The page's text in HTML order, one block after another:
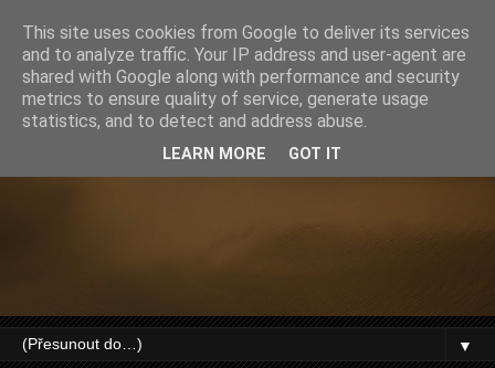
▼
This site uses cookies from Google to deliver its services
and to analyze traffic. Your IP address and user-agent are
shared with Google along with performance and security
metrics to ensure quality of service, generate usage
statistics, and to detect and address abuse.
LEARN MORE GOT IT